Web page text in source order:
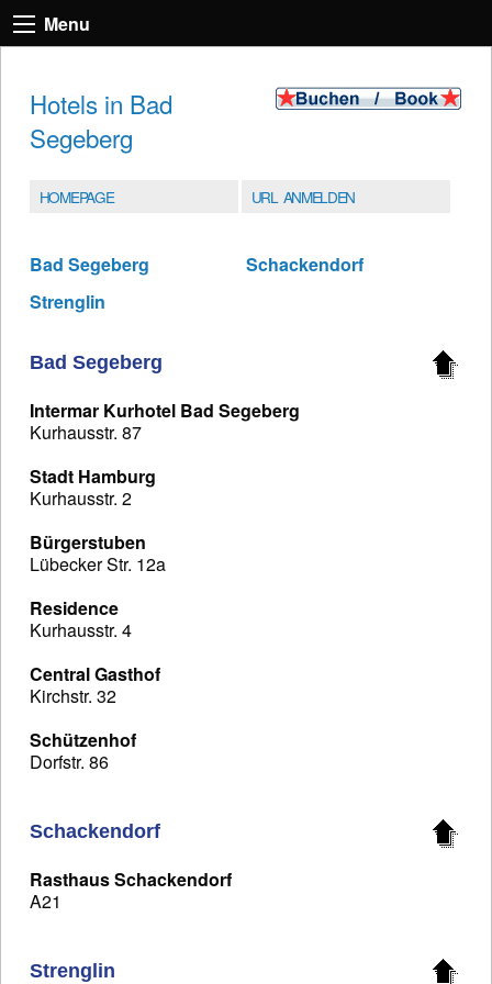
Menu
Hotels in Bad
Segeberg
HOMEPAGE URL ANMELDEN
Bad Segeberg
Schackendorf
Strenglin
Bad Segeberg
Intermar Kurhotel Bad Segeberg
Kurhausstr. 87
Stadt Hamburg
Kurhausstr. 2
Bürgerstuben
Lübecker Str. 12a
Residence
Kurhausstr. 4
Central Gasthof
Kirchstr. 32
Schützenhof
Dorfstr. 86
Schackendorf
Rasthaus Schackendorf
A21
Strenglin